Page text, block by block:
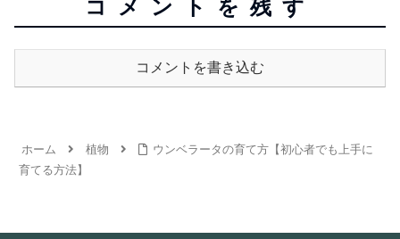
コメントを残す
コメントを書き込む
ホーム 植物
ウンベラータの育て方【初心者でも上手に
育てる方法】